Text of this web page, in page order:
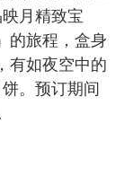
月精致宝
的旅程，盒身
有如夜空中的
。预订期间